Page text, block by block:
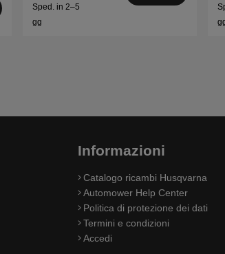
Sped. in 2–5
gg
Informazioni
Catalogo ricambi Husqvarna
Automower Help Center
Politica di protezione dei dati
Termini e condizioni
Accedi